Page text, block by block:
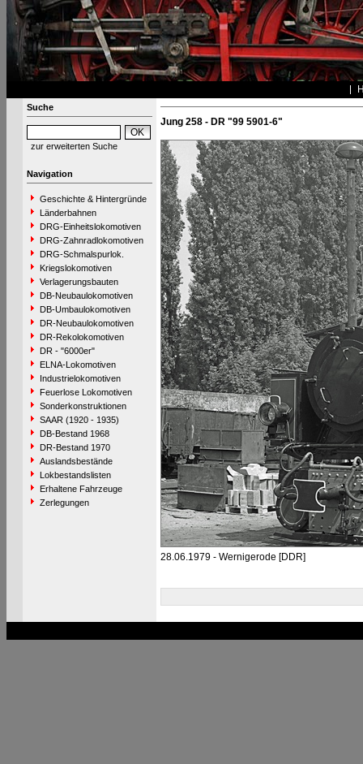
Suche
zur erweiterten Suche
Navigation
Geschichte & Hintergründe
Länderbahnen
DRG-Einheitslokomotiven
DRG-Zahnradlokomotiven
DRG-Schmalspurlok.
Kriegslokomotiven
Verlagerungsbauten
DB-Neubaulokomotiven
DB-Umbaulokomotiven
DR-Neubaulokomotiven
DR-Rekolokomotiven
DR - "6000er"
ELNA-Lokomotiven
Industrielokomotiven
Feuerlose Lokomotiven
Sonderkonstruktionen
SAAR (1920 - 1935)
DB-Bestand 1968
DR-Bestand 1970
Auslandsbestände
Lokbestandslisten
Erhaltene Fahrzeuge
Zerlegungen
Jung 258 - DR "99 5901-6"
28.06.1979 - Wernigerode [DDR]